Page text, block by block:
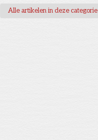
Alle artikelen in deze categorie